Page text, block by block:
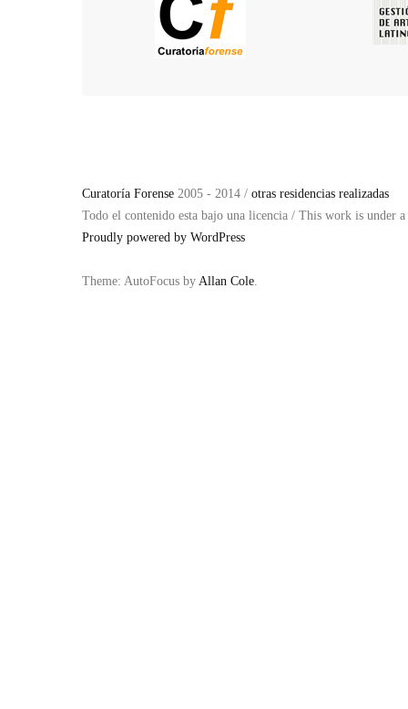
Curatoría Forense 2005 - 2014 / otras residencias realizadas
Todo el contenido esta bajo una licencia / This work is under a
Proudly powered by WordPress
Theme: AutoFocus by Allan Cole